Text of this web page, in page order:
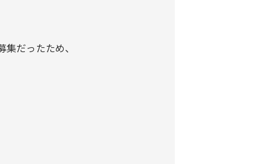
だったため、